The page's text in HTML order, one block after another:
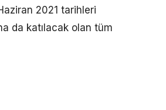
2021 tarihleri
da katılacak olan tüm